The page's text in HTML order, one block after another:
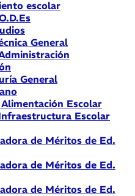
escolar
General
General
Escolar
Escolar
de Méritos de Ed.
de Méritos de Ed.
de Méritos de Ed.